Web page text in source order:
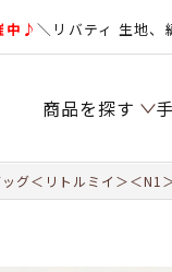
中♪＼リバティ 生地、
商品を探す
グ＜リトルミイ＞＜N1